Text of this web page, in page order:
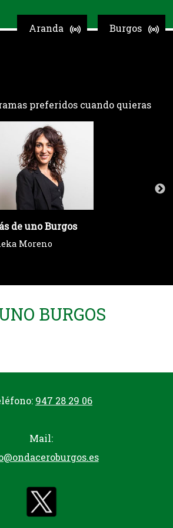
Burgos
Aranda
preferidos cuando quieras
de uno Burgos
Moreno
BURGOS
947 28 29 06
Mail: